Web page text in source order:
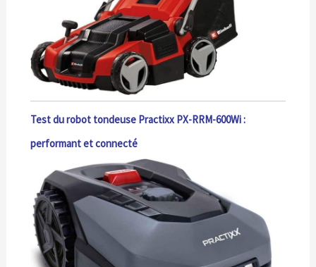
Test du robot tondeuse Practixx PX-RRM-600Wi :
performant et connecté